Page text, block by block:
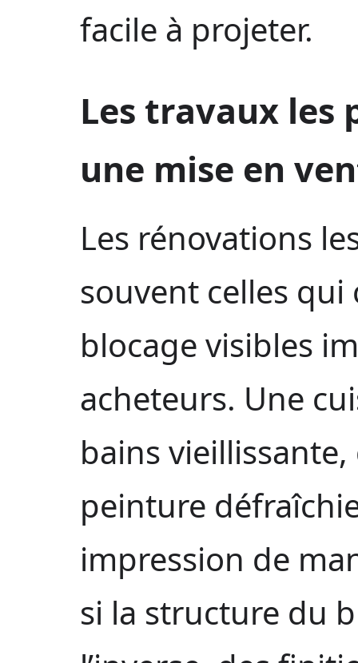
facile à projeter.
Les travaux les
une mise en
Les rénovations
souvent celles
blocage visibles
acheteurs. Une
bains
peinture
impression de
si la structure du